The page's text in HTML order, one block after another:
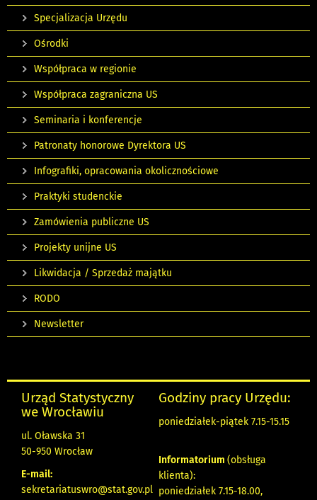
Specjalizacja Urzędu
Ośrodki
Współpraca w regionie
Współpraca zagraniczna US
Seminaria i konferencje
Patronaty honorowe Dyrektora US
Infografiki, opracowania okolicznościowe
Praktyki studenckie
Zamówienia publiczne US
Projekty unijne US
Likwidacja / Sprzedaż majątku
RODO
Newsletter
Urząd Statystyczny
we Wrocławiu
ul. Oławska 31
50-950 Wrocław
E-mail:
sekretariatuswro@stat.gov.pl
Godziny pracy Urzędu:
poniedziałek-piątek 7.15-15.15
Informatorium (obsługa
klienta):
poniedziałek 7.15-18.00,